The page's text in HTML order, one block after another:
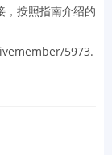
，按照指南介绍的
5973.